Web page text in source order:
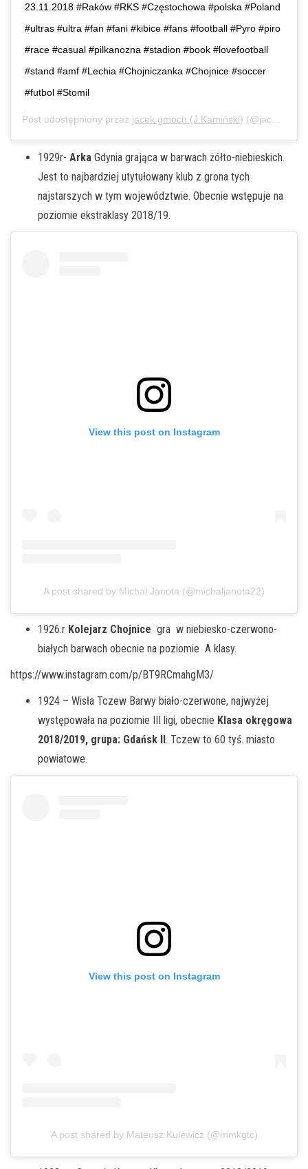
23.11.2018 #Raków #RKS #Częstochowa #polska #Poland
#ultras #ultra #fan #fani #kibice #fans #football #Pyro #piro
#race #casual #pilkanozna #stadion #book #lovefootball
#stand #amf #Lechia #Chojniczanka #Chojnice #soccer
#futbol #Stomil
Post udostępniony przez jacek gmoch (J.Kamiński) (@jacek_gmoch)
1929r- Arka Gdynia grająca w barwach żółto-niebieskich.
Jest to najbardziej utytułowany klub z grona tych
najstarszych w tym województwie. Obecnie wstępuje na
poziomie ekstraklasy 2018/19.
View this post on Instagram
A post shared by Michal Janota (@michaljanota22)
1926.r Kolejarz Chojnice gra w niebiesko-czerwono-
białych barwach obecnie na poziomie A klasy.
https://www.instagram.com/p/BT9RCmahgM3/
1924 – Wisła Tczew Barwy biało-czerwone, najwyżej
występowała na poziomie III ligi, obecnie Klasa okręgowa
2018/2019, grupa: Gdańsk II. Tczew to 60 tyś. miasto
powiatowe.
View this post on Instagram
A post shared by Mateusz Kulewicz (@mmkgtc)